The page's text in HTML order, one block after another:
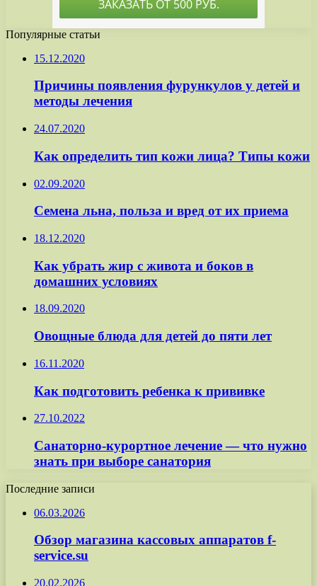
Популярные статьи
15.12.2020
Причины появления фурункулов у детей и
методы лечения
24.07.2020
Как определить тип кожи лица? Типы кожи
02.09.2020
Семена льна, польза и вред от их приема
18.12.2020
Как убрать жир с живота и боков в
домашних условиях
18.09.2020
Овощные блюда для детей до пяти лет
16.11.2020
Как подготовить ребенка к прививке
27.10.2022
Санаторно-курортное лечение — что нужно
знать при выборе санатория
Последние записи
06.03.2026
Обзор магазина кассовых аппаратов f-
service.su
20.02.2026